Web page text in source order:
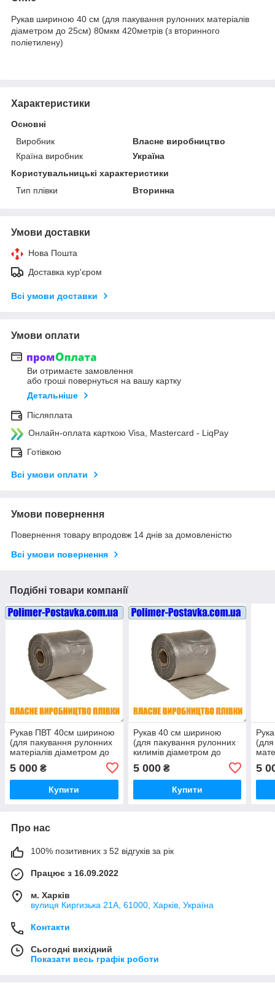
Рукав шириною 40 см (для пакування рулонних матеріалів
діаметром до 25см) 80мкм 420метрів (з вторинного
поліетилену)
Характеристики
Основні
Виробник
Власне виробництво
Країна виробник
Україна
Користувальницькі характеристики
Тип плівки
Вторинна
Умови доставки
Нова Пошта
Доставка кур'єром
Всі умови доставки
Умови оплати
Ви отримаєте замовлення
або гроші повернуться на вашу картку
Детальніше
Післяплата
Онлайн-оплата карткою Visa, Mastercard - LiqPay
Готівкою
Всі умови оплати
Умови повернення
Повернення товару впродовж 14 днів за домовленістю
Всі умови повернення
Подібні товари компанії
Рукав ПВТ 40см шириною
(для пакування рулонних
матеріалів діаметром до
25см) 80мкм 420метрів (з
вторинного поліетилену)
5 000 ₴
Купити
Рукав 40 см шириною
(для пакування рулонних
килимів діаметром до
25см) 80мкм 420метрів (з
вторинного поліетилену)
5 000₴
Купити
5
Про нас
100% позитивних з 52 відгуків за рік
Працює з 16.09.2022
м. Харків
вулиця Киргизька 21А, 61000, Харків, Україна
Контакти
Сьогодні вихідний
Показати весь графік роботи